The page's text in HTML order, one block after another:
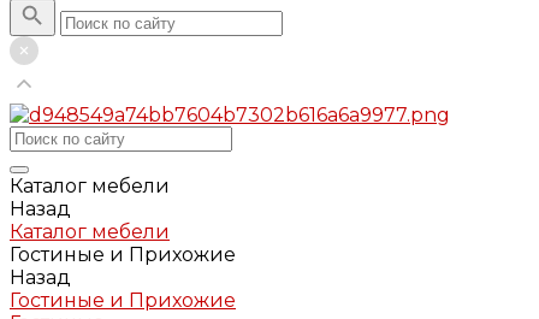
Каталог мебели
Назад
Каталог мебели
Гостиные и Прихожие
Назад
Гостиные и Прихожие